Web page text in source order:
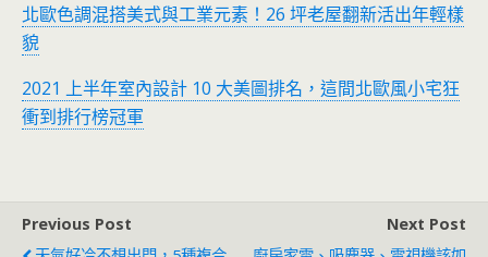
北歐色調混搭美式與工業元素！26 坪老屋翻新活出年輕樣
貌
2021 上半年室內設計 10 大美圖排名，這間北歐風小宅狂
衝到排行榜冠軍
Previous Post
Next Post